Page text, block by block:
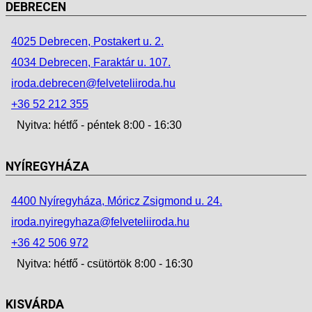
DEBRECEN
4025 Debrecen, Postakert u. 2.
4034 Debrecen, Faraktár u. 107.
iroda.debrecen@felveteliiroda.hu
+36 52 212 355
Nyitva: hétfő - péntek 8:00 - 16:30
NYÍREGYHÁZA
4400 Nyíregyháza, Móricz Zsigmond u. 24.
iroda.nyiregyhaza@felveteliiroda.hu
+36 42 506 972
Nyitva: hétfő - csütörtök 8:00 - 16:30
KISVÁRDA